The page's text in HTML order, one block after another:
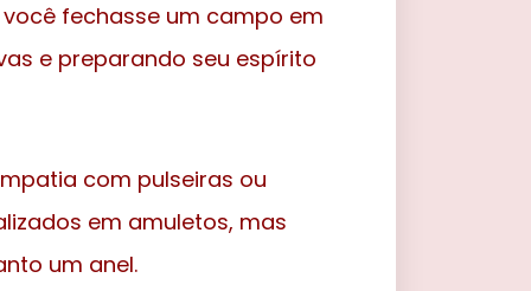
fechasse um campo em
e preparando seu espírito
com pulseiras ou
em amuletos, mas
um anel.